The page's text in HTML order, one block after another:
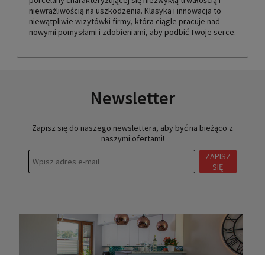
niewrażliwością na uszkodzenia. Klasyka i innowacja to
niewątpliwie wizytówki firmy, która ciągle pracuje nad
nowymi pomysłami i zdobieniami, aby podbić Twoje serce.
Newsletter
Zapisz się do naszego newslettera, aby być na bieżąco z
naszymi ofertami!
ZAPISZ
SIĘ